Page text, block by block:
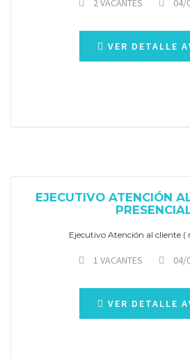
2 VACANTES 04/
VER DETALLE
EJECUTIVO ATENCIÓN
Ejecutivo Atención al cliente (
1 VACANTES 04/
VER DETALLE